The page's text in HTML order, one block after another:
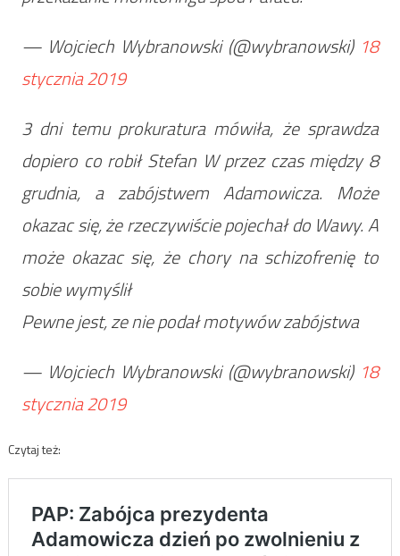
— Wojciech Wybranowski (@wybranowski) 18
stycznia 2019
3 dni temu prokuratura mówiła, że sprawdza
dopiero co robił Stefan W przez czas między 8
grudnia, a zabójstwem Adamowicza. Może
okazac się, że rzeczywiście pojechał do Wawy. A
może okazac się, że chory na schizofrenię to
sobie wymyślił
Pewne jest, ze nie podał motywów zabójstwa
— Wojciech Wybranowski (@wybranowski) 18
stycznia 2019
Czytaj też: